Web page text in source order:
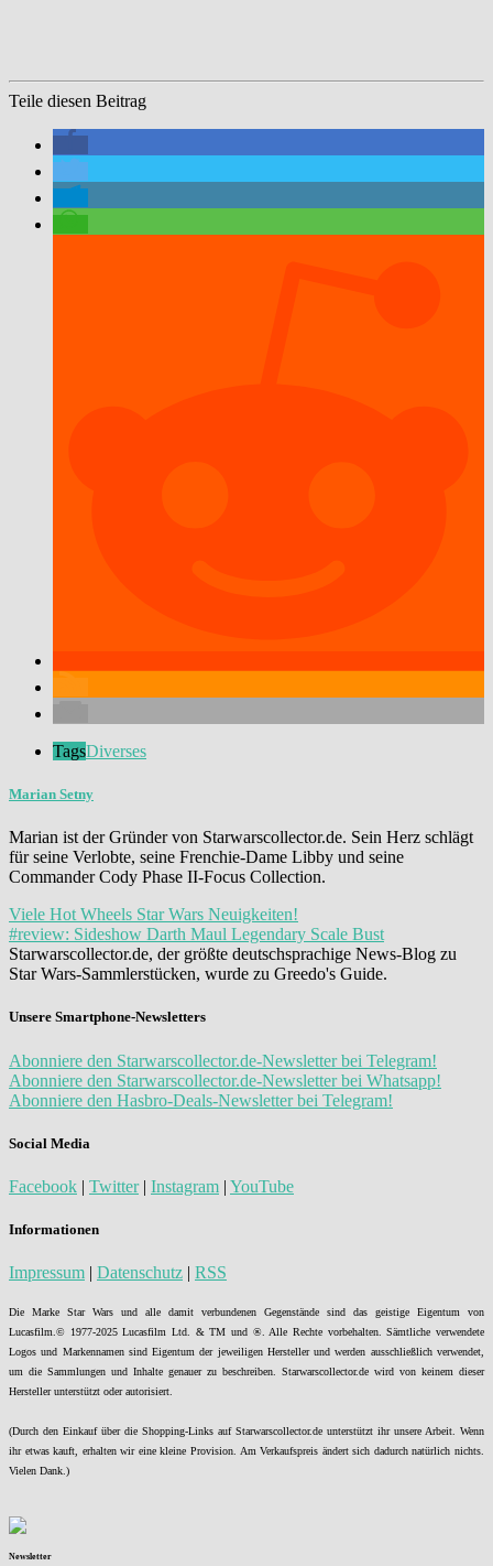
Teile diesen Beitrag
TagsDiverses
Marian Setny
Marian ist der Gründer von Starwarscollector.de. Sein Herz schlägt
für seine Verlobte, seine Frenchie-Dame Libby und seine
Commander Cody Phase II-Focus Collection.
Viele Hot Wheels Star Wars Neuigkeiten!
#review: Sideshow Darth Maul Legendary Scale Bust
Starwarscollector.de, der größte deutschsprachige News-Blog zu
Star Wars-Sammlerstücken, wurde zu Greedo's Guide.
Unsere Smartphone-Newsletters
Abonniere den Starwarscollector.de-Newsletter bei Telegram!
Abonniere den Starwarscollector.de-Newsletter bei Whatsapp!
Abonniere den Hasbro-Deals-Newsletter bei Telegram!
Social Media
Facebook | Twitter| Instagram | YouTube
Informationen
Impressum | Datenschutz | RSS
Die Marke Star Wars und alle damit verbundenen Gegenstände sind das geistige Eigentum von
Lucasfilm.© 1977-2025 Lucasfilm Ltd. & TM und ®. Alle Rechte vorbehalten. Sämtliche verwendete
Logos und Markennamen sind Eigentum der jeweiligen Hersteller und werden ausschließlich verwendet,
um die Sammlungen und Inhalte genauer zu beschreiben. Starwarscollector.de wird von keinem dieser
Hersteller unterstützt oder autorisiert.
(Durch den Einkauf über die Shopping-Links auf Starwarscollector.de unterstützt ihr unsere Arbeit. Wenn
ihr etwas kauft, erhalten wir eine kleine Provision. Am Verkaufspreis ändert sich dadurch natürlich nichts.
Vielen Dank.)
Newsletter